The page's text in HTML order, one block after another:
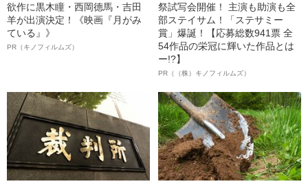
欲作に黒木瞳・西岡德馬・吉田
羊が出演決定！《映画『月がみ
ている』》
PR（キノフィルムズ）
祭試写会開催！ 主演も助演も全
部ステイサム！「ステサミー
賞」爆誕！【応募総数941票 全
54作品の栄冠に輝いた作品とは
ー!?】
PR（（株）キノフィルムズ）